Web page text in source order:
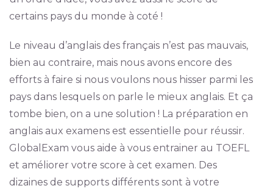
certains pays du monde à coté !
Le niveau d’anglais des français n’est pas mauvais,
bien au contraire, mais nous avons encore des
efforts à faire si nous voulons nous hisser parmi les
pays dans lesquels on parle le mieux anglais. Et ça
tombe bien, on a une solution ! La préparation en
anglais aux examens est essentielle pour réussir.
GlobalExam vous aide à vous entrainer au TOEFL
et améliorer votre score à cet examen. Des
dizaines de supports différents sont à votre